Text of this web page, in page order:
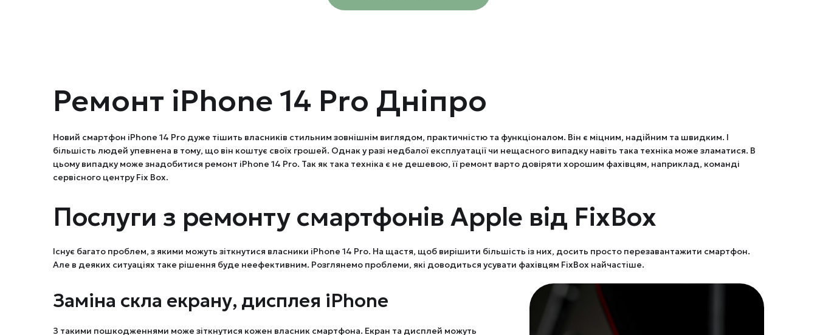
Ремонт iPhone 14 Pro Дніпро
Новий смартфон iPhone 14 Pro дуже тішить власників стильним зовнішнім виглядом, практичністю та функціоналом. Він є міцним, надійним та швидким. І
більшість людей упевнена в тому, що він коштує своїх грошей. Однак у разі недбалої експлуатації чи нещасного випадку навіть така техніка може зламатися. В
цьому випадку може знадобитися ремонт iPhone 14 Pro. Так як така техніка є не дешевою, її ремонт варто довіряти хорошим фахівцям, наприклад, команді
сервісного центру Fix Box.
Послуги з ремонту смартфонів Apple від FixBox
Існує багато проблем, з якими можуть зіткнутися власники iPhone 14 Pro. На щастя, щоб вирішити більшість із них, досить просто перезавантажити смартфон.
Але в деяких ситуаціях таке рішення буде неефективним. Розглянемо проблеми, які доводиться усувати фахівцям FixBox найчастіше.
Заміна скла екрану, дисплея iPhone
З такими пошкодженнями може зіткнутися кожен власник смартфона. Екран та дисплей можуть